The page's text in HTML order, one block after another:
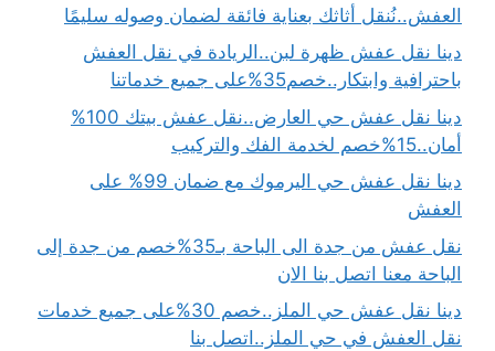
العفش..نُنقل أثاثك بعناية فائقة لضمان وصوله سليمًا
دينا نقل عفش ظهرة لبن..الريادة في نقل العفش
باحترافية وابتكار..خصم35%على جميع خدماتنا
دينا نقل عفش حي العارض..نقل عفش بيتك 100%
أمان..15%خصم لخدمة الفك والتركيب
دينا نقل عفش حي اليرموك مع ضمان 99% على
العفش
نقل عفش من جدة الى الباحة بـ35%خصم من جدة إلى
الباحة معنا اتصل بنا الان
دينا نقل عفش حي الملز..خصم 30%على جميع خدمات
نقل العفش في حي الملز..اتصل بنا